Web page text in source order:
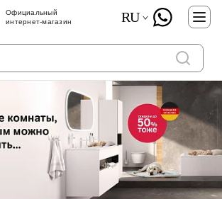
Официальный
интернет-магазин
RU